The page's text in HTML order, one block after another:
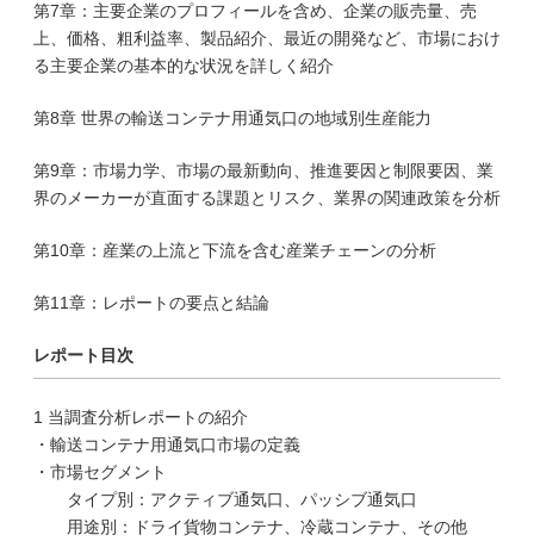
第7章：主要企業のプロフィールを含め、企業の販売量、売
上、価格、粗利益率、製品紹介、最近の開発など、市場におけ
る主要企業の基本的な状況を詳しく紹介
第8章 世界の輸送コンテナ用通気口の地域別生産能力
第9章：市場力学、市場の最新動向、推進要因と制限要因、業
界のメーカーが直面する課題とリスク、業界の関連政策を分析
第10章：産業の上流と下流を含む産業チェーンの分析
第11章：レポートの要点と結論
レポート目次
1 当調査分析レポートの紹介
・輸送コンテナ用通気口市場の定義
・市場セグメント
タイプ別：アクティブ通気口、パッシブ通気口
用途別：ドライ貨物コンテナ、冷蔵コンテナ、その他